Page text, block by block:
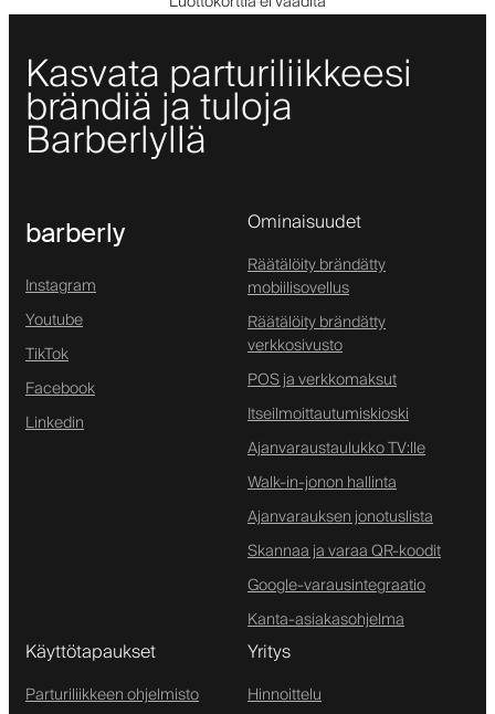
Kasvata parturiliikkeesi
brändiä ja tuloja
Barberlyllä
barberly
Instagram
Youtube
TikTok
Facebook
Linkedin
Ominaisuudet
Räätälöity brändätty
mobiilisovellus
Räätälöity brändätty
verkkosivusto
POS ja verkkomaksut
Itseilmoittautumiskioski
Ajanvaraustaulukko TV:lle
Walk-in-jonon hallinta
Ajanvarauksen jonotuslista
Skannaa ja varaa QR-koodit
Google-varausintegraatio
Kanta-asiakasohjelma
Käyttötapaukset
Parturiliikkeen ohjelmisto
Yritys
Hinnoittelu